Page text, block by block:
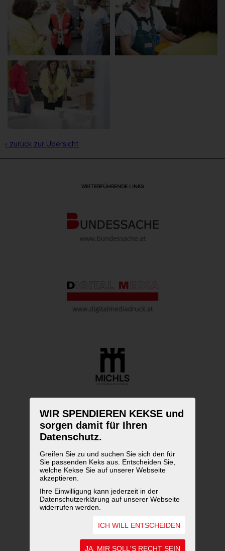
WIR SPENDIEREN KEKSE und
sorgen damit für Ihren
Datenschutz.
Greifen Sie zu und suchen Sie sich den für
Sie passenden Keks aus. Entscheiden Sie,
welche Kekse Sie auf unserer Webseite
akzeptieren.
Ihre Einwilligung kann jederzeit in der
Datenschutzerklärung auf unserer Webseite
widerrufen werden.
ICH WILL ENTSCHEIDEN
JA, MIR SOLL'S RECHT SEIN
‹ zurück zur Übersicht
WEITERFÜHRENDE LINKS